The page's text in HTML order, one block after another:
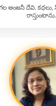
అంజనీ దేవి.